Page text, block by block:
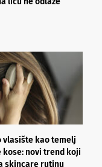
vlasište kao temelj
kose: novi trend koji
skincare rutinu